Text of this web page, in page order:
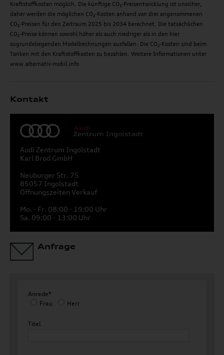
Kraftstoffkosten möglich. Die künftige CO₂-Preisentwicklung ist unsicher,
daher werden die möglichen CO₂-Kosten anhand von drei angenommenen
CO₂-Preisen für den Zeitraum 2025 bis 2034 berechnet. Die tatsächlichen
CO₂-Preise können sowohl höher als auch niedriger als in den hier
zugrundeliegenden Modellrechnungen ausfallen. Die CO₂-Kosten sind beim
Tanken mit den Kraftstoffkosten zu bezahlen. Weitere Informationen unter
www.alternativ-mobil.info
Kontakt
Audi Zentrum Ingolstadt
Karl Brod GmbH
Neuburger Str. 75
85057 Ingolstadt
Öffnungszeiten Verkauf
Mo. - Fr. 08:00 - 19:00 Uhr
Sa. 09:00 - 13:00 Uhr
Anfrage
Anrede*
Frau
Herr
Titel